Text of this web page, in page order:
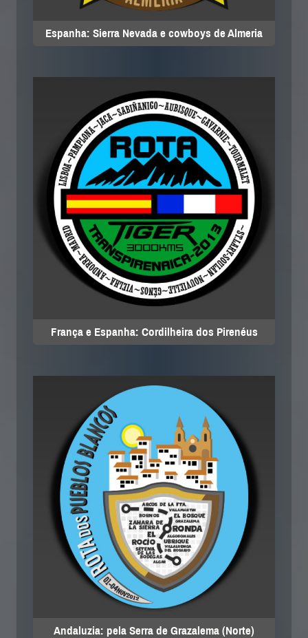
Espanha: Sierra Nevada e cowboys de Almeria
França e Espanha: Cordilheira dos Pirenéus
Andaluzia: pela Serra de Grazalema (Norte)